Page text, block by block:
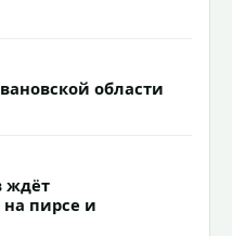
области
ждёт
на пирсе и